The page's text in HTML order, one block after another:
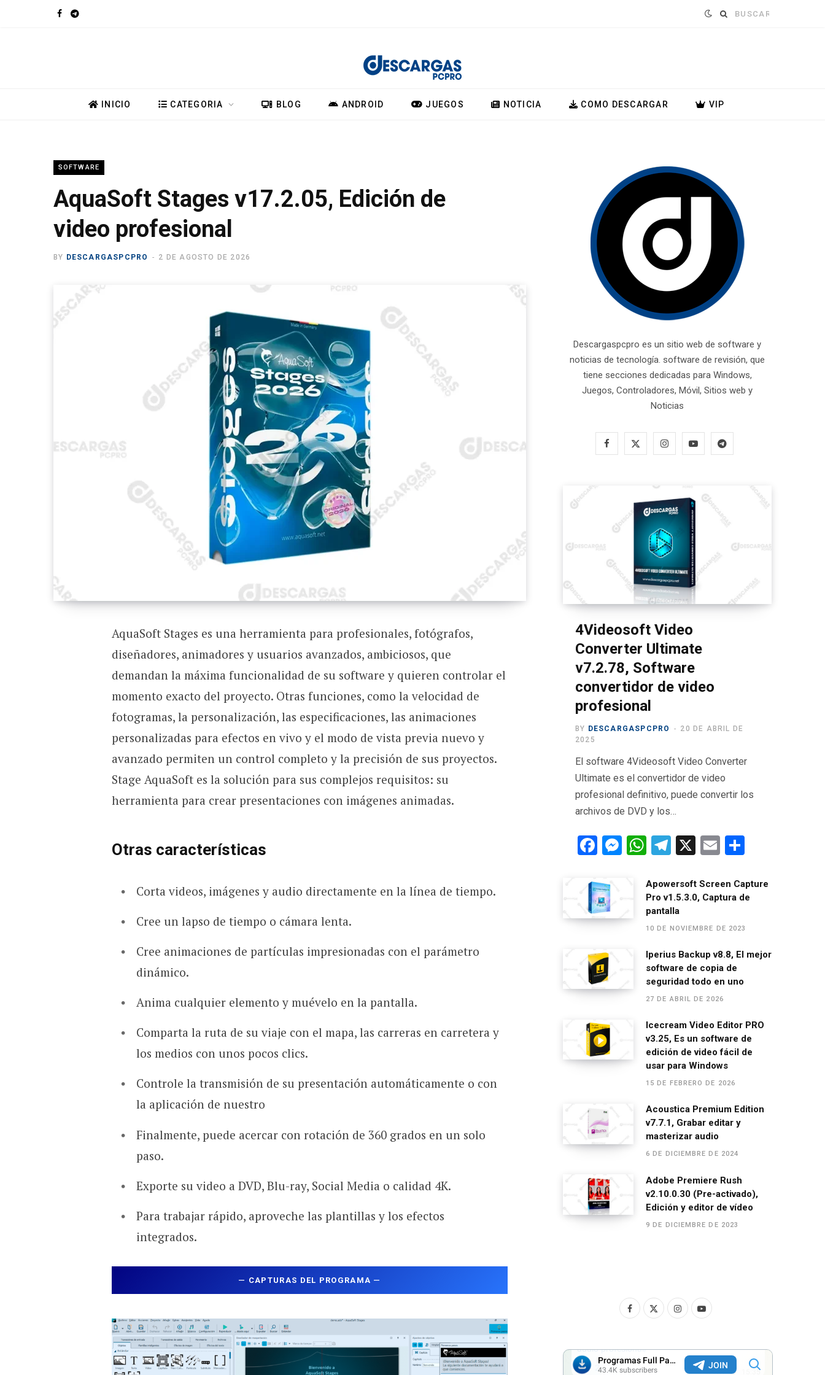
F
o
k
T
a
m
Buscar:
INICIO CATEGORIA BLOG ANDROID JUEGOS NOTICIA COMO DESCARGAR VIP
SOFTWARE
AquaSoft Stages v17.2.05, Edición de
video profesional
BY DESCARGASPCPRO 2 DE AGOSTO DE 2026
AquaSoft Stages es una herramienta para profesionales, fotógrafos,
diseñadores, animadores y usuarios avanzados, ambiciosos, que
demandan la máxima funcionalidad de su software y quieren controlar el
momento exacto del proyecto. Otras funciones, como la velocidad de
fotogramas, la personalización, las especificaciones, las animaciones
personalizadas para efectos en vivo y el modo de vista previa nuevo y
avanzado permiten un control completo y la precisión de sus proyectos.
Stage AquaSoft es la solución para sus complejos requisitos: su
herramienta para crear presentaciones con imágenes animadas.
Otras características
Corta videos, imágenes y audio directamente en la línea de tiempo.
Cree un lapso de tiempo o cámara lenta.
Cree animaciones de partículas impresionadas con el parámetro
dinámico.
Anima cualquier elemento y muévelo en la pantalla.
Comparta la ruta de su viaje con el mapa, las carreras en carretera y
los medios con unos pocos clics.
Controle la transmisión de su presentación automáticamente o con
la aplicación de nuestro
Finalmente, puede acercar con rotación de 360 ​​grados en un solo
paso.
Exporte su video a DVD, Blu-ray, Social Media o calidad 4K.
Para trabajar rápido, aproveche las plantillas y los efectos
integrados.
— CAPTURAS DEL PROGRAMA —
Descargaspcpro es un sitio web de software y
noticias de tecnología. software de revisión, que
tiene secciones dedicadas para Windows,
Juegos, Controladores, Móvil, Sitios web y
Noticias
F
b
o
k
w
e
r
)
I
t
a
g
r
a
m
Y T
m
4Videosoft Video
Converter Ultimate
v7.2.78, Software
convertidor de video
profesional
BY DESCARGASPCPRO
20 DE ABRIL DE
2025
El software 4Videosoft Video Converter
Ultimate es el convertidor de video
profesional definitivo, puede convertir los
archivos de DVD y los…
F
ce
b
o
k
M
g
W
at
s
A
p
T
e
gr
a
X
E
ail m
p
Apowersoft Screen Capture
Pro v1.5.3.0, Captura de
pantalla
10 DE NOVIEMBRE DE 2023
Iperius Backup v8.8, El mejor
software de copia de
seguridad todo en uno
27 DE ABRIL DE 2026
Icecream Video Editor PRO
v3.25, Es un software de
edición de video fácil de
usar para Windows
15 DE FEBRERO DE 2026
Acoustica Premium Edition
v7.7.1, Grabar editar y
masterizar audio
6 DE DICIEMBRE DE 2024
Adobe Premiere Rush
v2.10.0.30 (Pre-activado),
Edición y editor de vídeo
9 DE DICIEMBRE DE 2023
F
c
e
T
I
s
Y
u
T